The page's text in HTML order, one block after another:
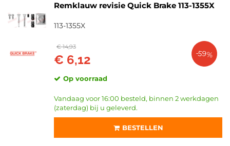
Remklauw revisie Quick Brake 113-1355X
113-1355X
€ 14,93
€ 6,12 -59%
Op voorraad
Vandaag voor 16:00 besteld, binnen 2 werkdagen
(zaterdag) bij u geleverd.
BESTELLEN